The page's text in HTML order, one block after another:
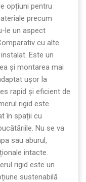
opțiuni pentru
precum
le un aspect
cu alte
Este un
și montarea mai
ușor la
rapid și eficient de
rigid este
în spații cu
Nu se va
sau aburul,
intacte.
rigid este un
sustenabilă